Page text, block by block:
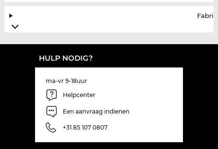
HULP NODIG?
ma-vr 9-18uur
Helpcenter
Een aanvraag indienen
+31 85 107 0807